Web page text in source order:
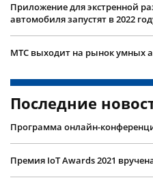
Приложение для экстренной
автомобиля запустят в 2022
МТС выходит на рынок умных
Последние
Программа онлайн-
Премия IoT Awards 2021